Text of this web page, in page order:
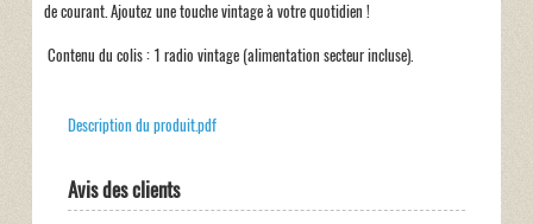
de courant. Ajoutez une touche vintage à votre quotidien !
Contenu du colis : 1 radio vintage (alimentation secteur incluse).
Description du produit.pdf
Avis des clients